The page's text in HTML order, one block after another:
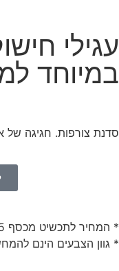
עגילי
במיוחד
סדנת צורפות. חגיגה של
* המחיר לתכשיט מכסף 925 או ציפוי זהב.
* גוון הצבעים הינם